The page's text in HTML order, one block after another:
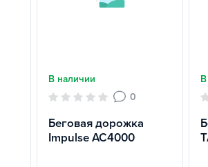
В наличии
0
Беговая дорожка
Impulse AC4000